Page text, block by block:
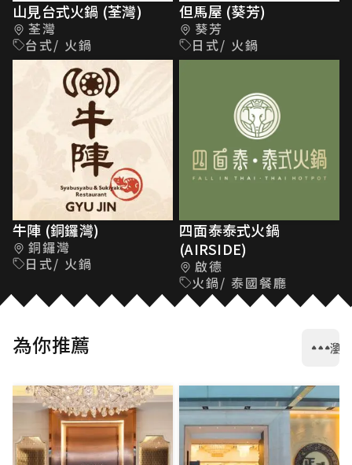
山見台式火鍋 (荃灣)
荃灣
台式/ 火鍋
但馬屋 (葵芳)
葵芳
日式/ 火鍋
牛陣 (銅鑼灣)
銅鑼灣
日式/ 火鍋
四面泰泰式火鍋
(AIRSIDE)
啟德
火鍋/ 泰國餐廳
為你推薦 瀏